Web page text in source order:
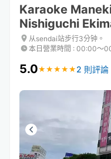
Karaoke
Nishiguchi
从sendai站步行3分钟。
本日營業時間 : 00:00〜
5.0★ ★ ★ ★ ★
★ ★ ★ ★ ★ 2 則評論